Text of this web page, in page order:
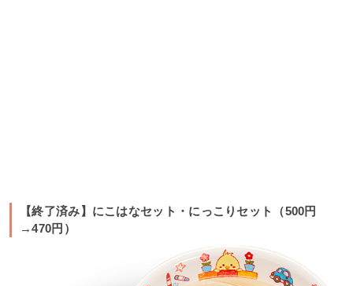
【終了済み】にこはなセット・にっこりセット（500円
→470円）